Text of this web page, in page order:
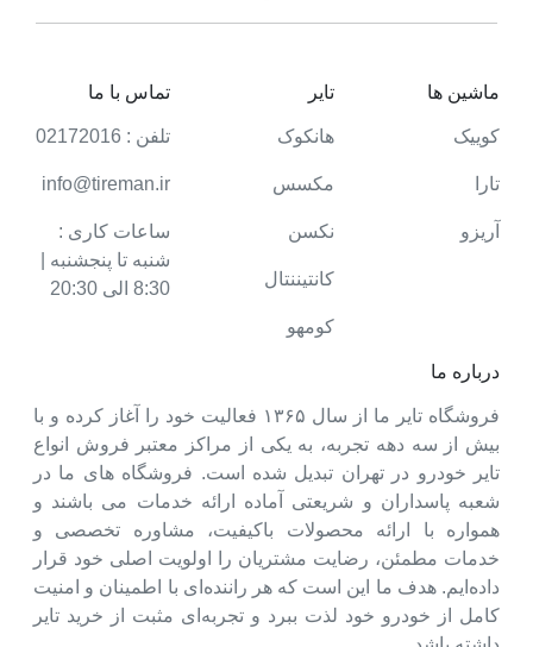
درباره ما
فروشگاه تایر ما از سال ۱۳۶۵ فعالیت خود را آغاز کرده و با
بیش از سه دهه تجربه، به یکی از مراکز معتبر فروش انواع
تایر خودرو در تهران تبدیل شده است. فروشگاه های ما در
شعبه پاسداران و شریعتی آماده ارائه خدمات می باشند و
همواره با ارائه محصولات باکیفیت، مشاوره تخصصی و
خدمات مطمئن، رضایت مشتریان را اولویت اصلی خود قرار
داده‌ایم. هدف ما این است که هر راننده‌ای با اطمینان و امنیت
کامل از خودرو خود لذت ببرد و تجربه‌ای مثبت از خرید تایر
ماشین ها
کوییک
تارا
آریزو
تایر
هانکوک
مکسس
نکسن
کانتیننتال
کومهو
تماس با ما
تلفن : 02172016
info@tireman.ir
ساعات کاری :
شنبه تا پنجشنبه |
8:30 الی 20:30